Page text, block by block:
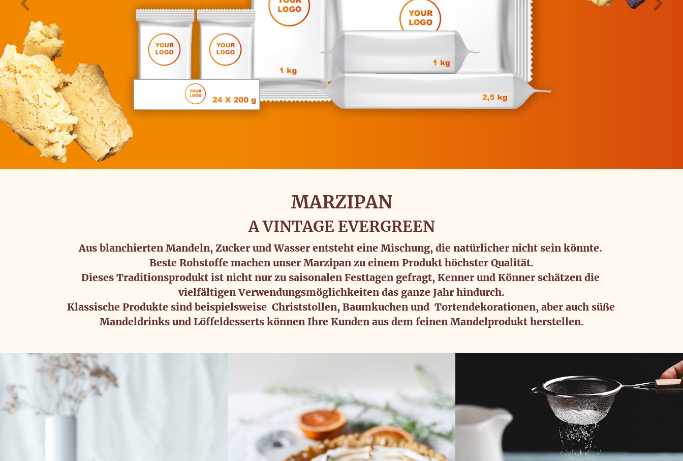
DOWNLOADS
KONTAKT
MARZIPAN
A VINTAGE EVERGREEN
Aus blanchierten Mandeln, Zucker und Wasser entsteht eine Mischung, die natürlicher nicht sein könnte.
Beste Rohstoffe machen unser Marzipan zu einem Produkt höchster Qualität.
Dieses Traditionsprodukt ist nicht nur zu saisonalen Festtagen gefragt, Kenner und Könner schätzen die
vielfältigen Verwendungsmöglichkeiten das ganze Jahr hindurch.
Klassische Produkte sind beispielsweise  Christstollen, Baumkuchen und  Tortendekorationen, aber auch süße
Mandeldrinks und Löffeldesserts können Ihre Kunden aus dem feinen Mandelprodukt herstellen.